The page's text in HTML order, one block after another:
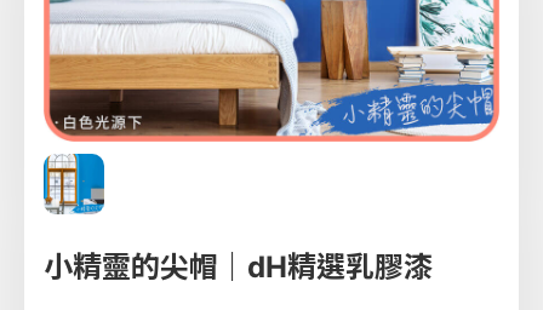
小精靈的尖帽｜dH精選乳膠漆